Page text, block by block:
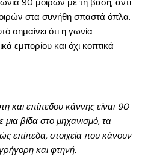
90 μοιρών με τη βάση, αντί
στα συνήθη σπαστά όπλα.
σημαίνει ότι η γωνία
εμπορίου και όχι κοπτικά
και επίπεδου κάννης είναι 90
μια βίδα στο μηχανισμό, τα
επίπεδα, στοιχεία που κάνουν
και φτηνή.